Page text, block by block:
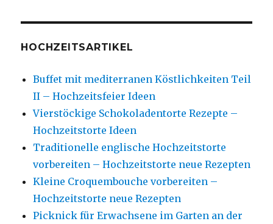
HOCHZEITSARTIKEL
Buffet mit mediterranen Köstlichkeiten Teil
II – Hochzeitsfeier Ideen
Vierstöckige Schokoladentorte Rezepte –
Hochzeitstorte Ideen
Traditionelle englische Hochzeitstorte
vorbereiten – Hochzeitstorte neue Rezepten
Kleine Croquembouche vorbereiten –
Hochzeitstorte neue Rezepten
Picknick für Erwachsene im Garten an der